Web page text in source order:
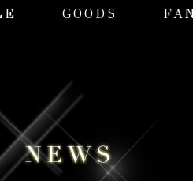
GOODS